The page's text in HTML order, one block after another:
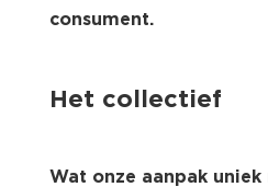
consument.
Het collectief
Wat onze aanpak